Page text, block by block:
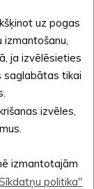
“Par valsts
2026. un
skaitā jau
ES TPF
Blaumaņa,
uz pogas
ja izvēlēsieties
saglabātas tikai
izvēles,
izmantotajām
politika"